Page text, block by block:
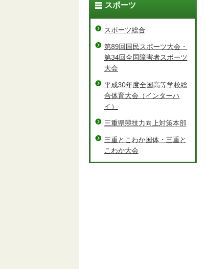
スポーツ
スポーツ総合
第89回国民スポーツ大会・
第34回全国障害者スポーツ
大会
平成30年度全国高等学校総
合体育大会（インターハ
イ）
三重県競技力向上対策本部
三重とこわか国体・三重と
こわか大会